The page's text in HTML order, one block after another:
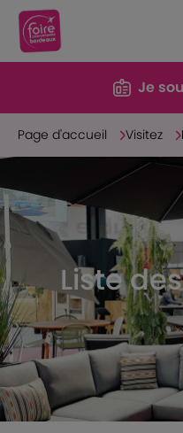
Je
Page d'accueil Visitez
Liste